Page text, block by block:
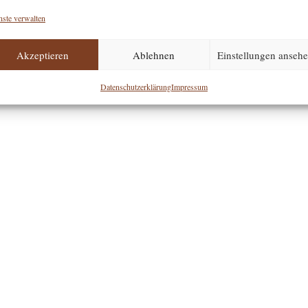
verwalten
Akzeptieren Ablehnen Einstellungen
DatenschutzerklärungImpressum